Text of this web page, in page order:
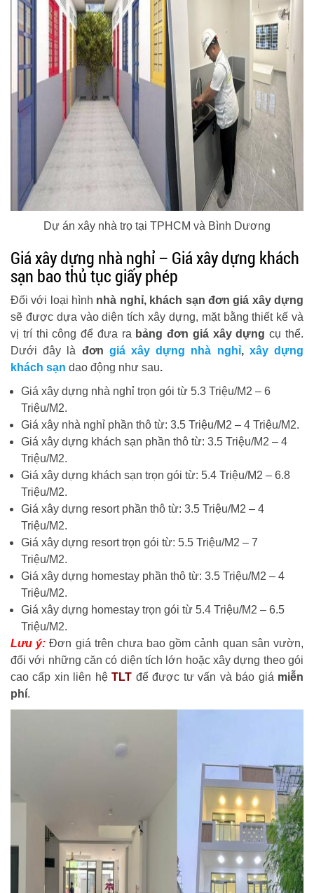
Dự án xây nhà trọ tại TPHCM và Bình Dương
Giá xây dựng nhà nghỉ – Giá xây dựng khách
sạn bao thủ tục giấy phép
Đối với loại hình nhà nghỉ, khách sạn đơn giá xây dựng
sẽ được dựa vào diện tích xây dựng, mặt bằng thiết kế và
vị trí thi công để đưa ra bảng đơn giá xây dựng cụ thể.
Dưới đây là đơn giá xây dựng nhà nghỉ, xây dựng
khách sạn dao động như sau.
Giá xây dựng nhà nghỉ trọn gói từ 5.3 Triệu/M2 – 6
Triệu/M2.
Giá xây nhà nghỉ phần thô từ: 3.5 Triệu/M2 – 4 Triệu/M2.
Giá xây dựng khách sạn phần thô từ: 3.5 Triệu/M2 – 4
Triệu/M2.
Giá xây dựng khách sạn trọn gói từ: 5.4 Triệu/M2 – 6.8
Triệu/M2.
Giá xây dựng resort phần thô từ: 3.5 Triệu/M2 – 4
Triệu/M2.
Giá xây dựng resort trọn gói từ: 5.5 Triệu/M2 – 7
Triệu/M2.
Giá xây dựng homestay phần thô từ: 3.5 Triệu/M2 – 4
Triệu/M2.
Giá xây dựng homestay trọn gói từ 5.4 Triệu/M2 – 6.5
Triệu/M2.
Lưu ý: Đơn giá trên chưa bao gồm cảnh quan sân vườn,
đối với những căn có diện tích lớn hoặc xây dựng theo gói
cao cấp xin liên hệTLT để được tư vấn và báo giá miễn
phí.